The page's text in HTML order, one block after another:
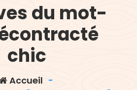
du mot-
chic
Accueil -